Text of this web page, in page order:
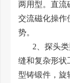
两用型。直流
交流磁化操作
势。
2、探头
缝和复杂形状
型铸锻件，旋